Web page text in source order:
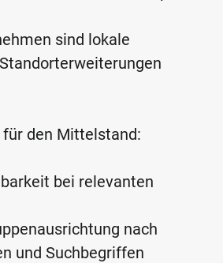
sind lokale
für den Mittelstand:
bei relevanten
nach
und Suchbegriffen